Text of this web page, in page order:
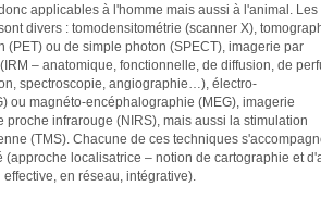
applicables à l'homme mais aussi à l'animal. Les
divers : tomodensitométrie (scanner X),
(PET) ou de simple photon (SPECT), imagerie par
– anatomique, fonctionnelle, de diffusion, de
spectroscopie, angiographie…), électro-
ou magnéto-encéphalographie (MEG), imagerie
proche infrarouge (NIRS), mais aussi la stimulation
(TMS). Chacune de ces techniques
(approche localisatrice – notion de cartographie et
en réseau, intégrative).